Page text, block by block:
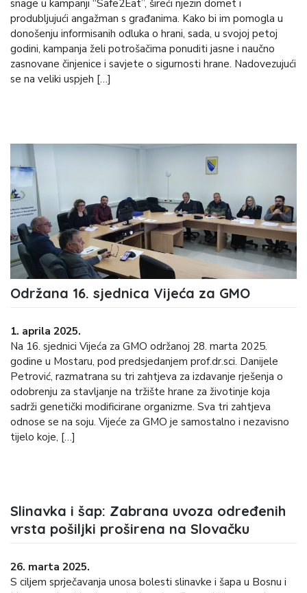
snage u kampanji “Safe2Eat”, šireći njezin domet i
produbljujući angažman s građanima. Kako bi im pomogla u
donošenju informisanih odluka o hrani, sada, u svojoj petoj
godini, kampanja želi potrošačima ponuditi jasne i naučno
zasnovane činjenice i savjete o sigurnosti hrane. Nadovezujući
se na veliki uspjeh […]
Održana 16. sjednica Vijeća za GMO
1. aprila 2025.
Na 16. sjednici Vijeća za GMO održanoj 28. marta 2025.
godine u Mostaru, pod predsjedanjem prof.dr.sci. Danijele
Petrović, razmatrana su tri zahtjeva za izdavanje rješenja o
odobrenju za stavljanje na tržište hrane za životinje koja
sadrži genetički modificirane organizme. Sva tri zahtjeva
odnose se na soju. Vijeće za GMO je samostalno i nezavisno
tijelo koje, […]
Slinavka i šap: Zabrana uvoza određenih
vrsta pošiljki proširena na Slovačku
26. marta 2025.
S ciljem sprječavanja unosa bolesti slinavke i šapa u Bosnu i